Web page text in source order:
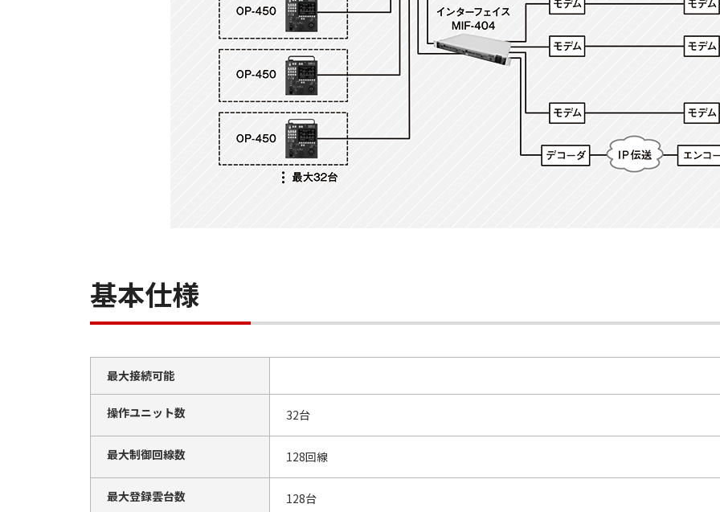
基本仕様
最大接続可能
操作ユニット数 32台
最大制御回線数 128回線
最大登録雲台数 128台